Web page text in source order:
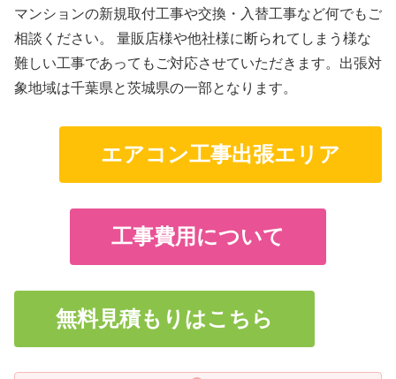
マンションの新規取付工事や交換・入替工事など何でもご
相談ください。 量販店様や他社様に断られてしまう様な
難しい工事であってもご対応させていただきます。出張対
象地域は千葉県と茨城県の一部となります。
エアコン工事出張エリア
工事費用について
無料見積もりはこちら